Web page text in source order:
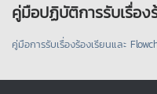
คู่มือปฏิบัติการรับเรื่อง
คู่มือการรับเรื่องร้องเรียนและ